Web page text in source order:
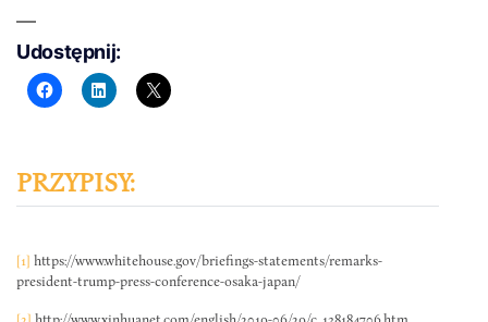
Udostępnij:
PRZYPISY:
[1] https://www.whitehouse.gov/briefings-statements/remarks-
president-trump-press-conference-osaka-japan/